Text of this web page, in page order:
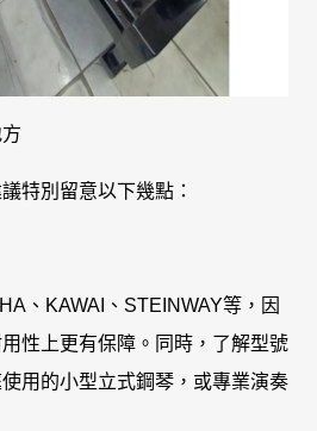
特別留意以下幾點：
、KAWAI、STEINWAY等，因
性上更有保障。同時，了解型號
用的小型立式鋼琴，或專業演奏